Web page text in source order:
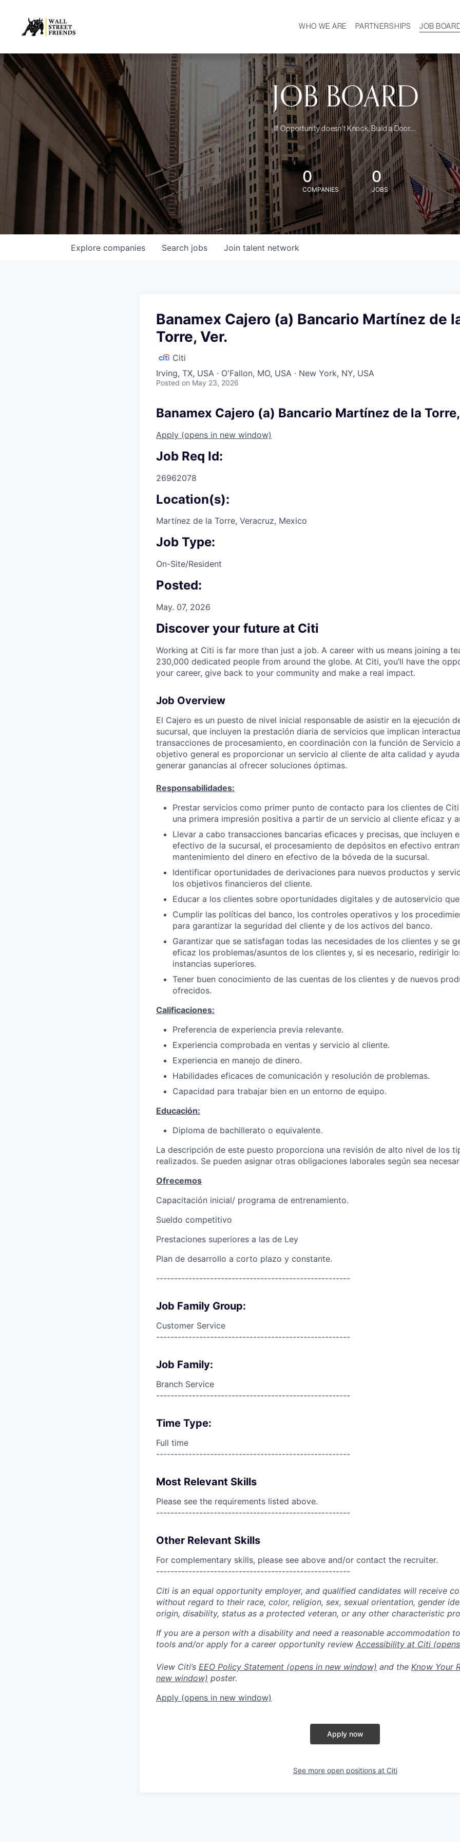
WHO WE ARE
MISSION
OUR TEAM
DEMOGRAPHICS
PARTNERSHIPS
JOB
JOB BOARD
If Opportunity doesn't Knock, Build a Door....
0
COMPANIES
0
JOBS
Search jobs
Explore companies Join talent network
Banamex Cajero (a) Bancario Martínez de
Torre, Ver.
Citi
Irving, TX, USA · O'Fallon, MO, USA · New York, NY, USA
Posted on May 23, 2026
Banamex Cajero (a) Bancario Martínez de la
Apply (opens in new window)
Job Req Id:
26962078
Location(s):
Martínez de la Torre, Veracruz, Mexico
Job Type:
On-Site/Resident
Posted:
May. 07, 2026
Discover your future at Citi
Working at Citi is far more than just a job. A career with us means joining a
230,000 dedicated people from around the globe. At Citi, you’ll have the
your career, give back to your community and make a real impact.
Job Overview
El Cajero es un puesto de nivel inicial responsable de asistir en la ejecución
sucursal, que incluyen la prestación diaria de servicios que implican
transacciones de procesamiento, en coordinación con la función de Servicio
objetivo general es proporcionar un servicio al cliente de alta calidad y
generar ganancias al ofrecer soluciones óptimas.
Responsabilidades:
Prestar servicios como primer punto de contacto para los clientes de
una primera impresión positiva a partir de un servicio al cliente eficaz y
Llevar a cabo transacciones bancarias eficaces y precisas, que incluyen
efectivo de la sucursal, el procesamiento de depósitos en efectivo
mantenimiento del dinero en efectivo de la bóveda de la sucursal.
Identificar oportunidades de derivaciones para nuevos productos y
los objetivos financieros del cliente.
Educar a los clientes sobre oportunidades digitales y de autoservicio
Cumplir las políticas del banco, los controles operativos y los
para garantizar la seguridad del cliente y de los activos del banco.
Garantizar que se satisfagan todas las necesidades de los clientes y se
eficaz los problemas/asuntos de los clientes y, si es necesario, redirigir
instancias superiores.
Tener buen conocimiento de las cuentas de los clientes y de nuevos
ofrecidos.
Calificaciones:
Preferencia de experiencia previa relevante.
Experiencia comprobada en ventas y servicio al cliente.
Experiencia en manejo de dinero.
Habilidades eficaces de comunicación y resolución de problemas.
Capacidad para trabajar bien en un entorno de equipo.
Educación:
Diploma de bachillerato o equivalente.
La descripción de este puesto proporciona una revisión de alto nivel de los
realizados. Se pueden asignar otras obligaciones laborales según sea
Ofrecemos
Capacitación inicial/ programa de entrenamiento.
Sueldo competitivo
Prestaciones superiores a las de Ley
Plan de desarrollo a corto plazo y constante.
------------------------------------------------------
Job Family Group:
Customer Service
------------------------------------------------------
Job Family:
Branch Service
------------------------------------------------------
Time Type:
Full time
------------------------------------------------------
Most Relevant Skills
Please see the requirements listed above.
------------------------------------------------------
Other Relevant Skills
For complementary skills, please see above and/or contact the recruiter.
------------------------------------------------------
Citi is an equal opportunity employer, and qualified candidates will receive
without regard to their race, color, religion, sex, sexual orientation, gender
origin, disability, status as a protected veteran, or any other characteristic
If you are a person with a disability and need a reasonable accommodation
tools and/or apply for a career opportunity review Accessibility at Citi
View Citi’s EEO Policy Statement (opens in new window) and the Know Your
new window) poster.
Apply (opens in new window)
Apply now
See more open positions at Citi